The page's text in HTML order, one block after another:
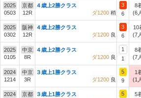
2025
0503
京都
12R
４歳上2勝クラス
ダ1200 稍
3
6
8
(6
2025
0302
阪神
12R
４歳上2勝クラス
ダ1200 良
3
6
10
(7
2025
0105
中京
8R
４歳上2勝クラス
ダ1200 良
1
1
8
(7
2024
1214
中京
3R
３歳上1勝クラス
ダ1200 良
5
9
1
(1
2024
京都
３歳上1勝クラス
5
5